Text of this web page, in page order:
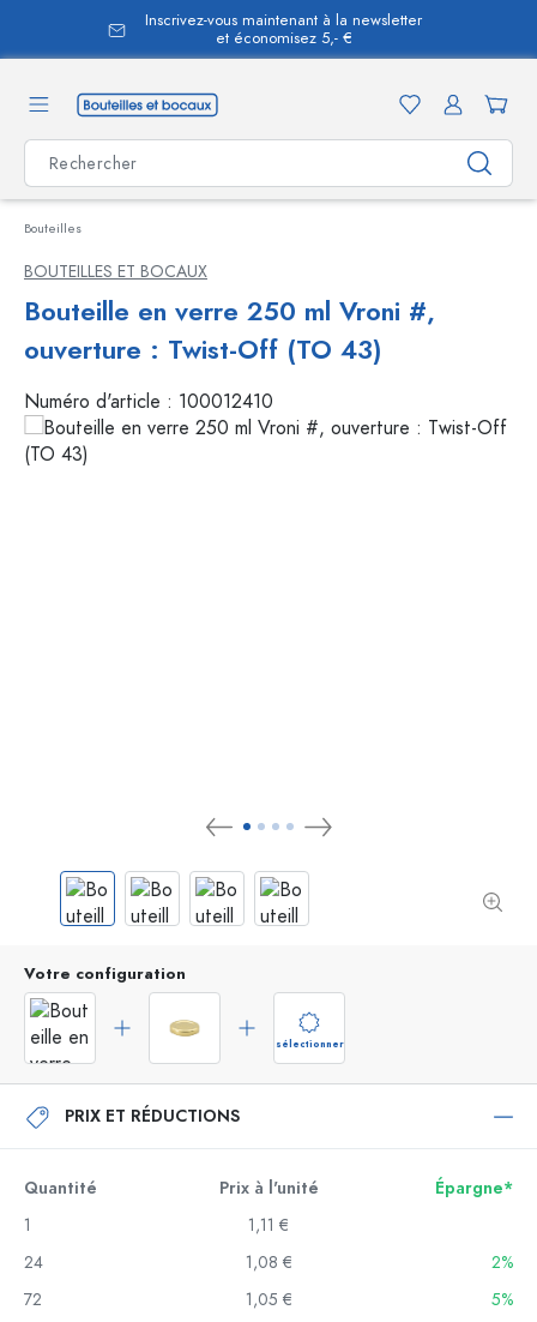
principal
Inscrivez-vous maintenant à la newsletter
et économisez 5,- €
Bouteilles
BOUTEILLES ET BOCAUX
Bouteille en verre 250 ml Vroni #,
ouverture : Twist-Off (TO 43)
Numéro d'article : 100012410
Votre configuration
sélectionner
PRIX ET RÉDUCTIONS
Quantité Prix à l'unité
Épargne*
1
1,11 €
24
1,08 €
2%
72
1,05 €
5%